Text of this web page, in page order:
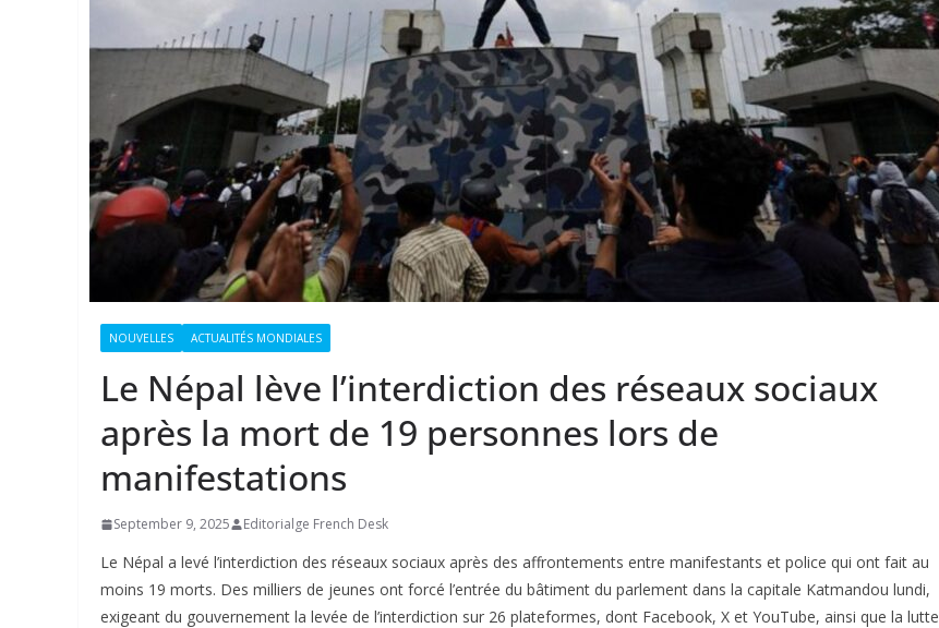
NOUVELLES ACTUALITÉS MONDIALES
Le Népal lève l’interdiction des réseaux sociaux
après la mort de 19 personnes lors de
manifestations
September 9, 2025 Editorialge French Desk
Le Népal a levé l’interdiction des réseaux sociaux après des affrontements entre manifestants et police qui ont fait au
moins 19 morts. Des milliers de jeunes ont forcé l’entrée du bâtiment du parlement dans la capitale Katmandou lundi,
exigeant du gouvernement la levée de l’interdiction sur 26 plateformes, dont Facebook, X et YouTube, ainsi que la lutte